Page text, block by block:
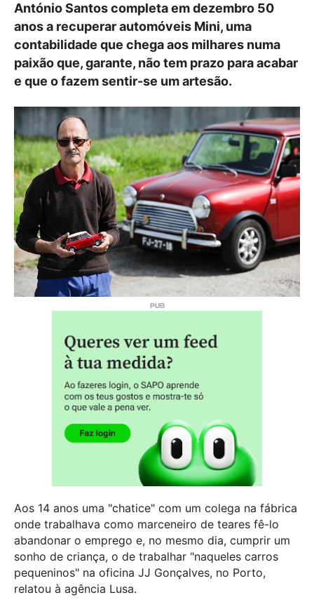
António Santos completa em dezembro 50
anos a recuperar automóveis Mini, uma
contabilidade que chega aos milhares numa
paixão que, garante, não tem prazo para acabar
e que o fazem sentir-se um artesão.
Aos 14 anos uma "chatice" com um colega na fábrica
onde trabalhava como marceneiro de teares fê-lo
abandonar o emprego e, no mesmo dia, cumprir um
sonho de criança, o de trabalhar "naqueles carros
pequeninos" na oficina JJ Gonçalves, no Porto,
relatou à agência Lusa.